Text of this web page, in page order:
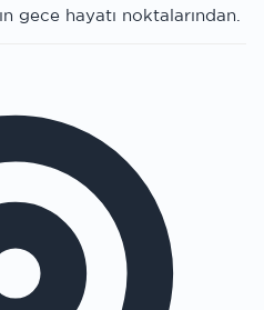
gece hayatı noktalarından.